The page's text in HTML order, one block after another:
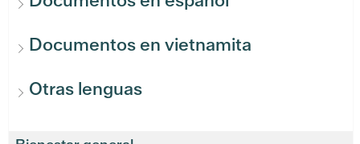
Documentos en vietnamita
Otras lenguas